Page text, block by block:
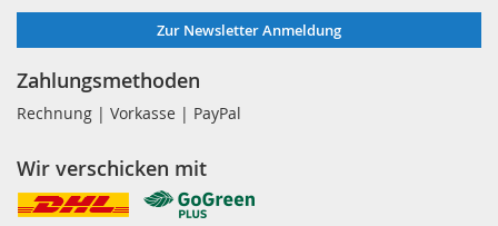
Zur Newsletter Anmeldung
Zahlungsmethoden
Rechnung | Vorkasse | PayPal
Wir verschicken mit